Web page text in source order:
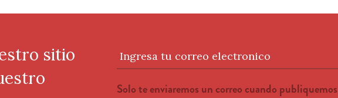
sitio
Ingresa tu correo electronico
Solo te enviaremos un correo cuando publiquemos